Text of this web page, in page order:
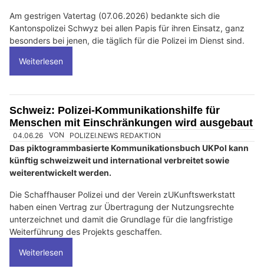
Am gestrigen Vatertag (07.06.2026) bedankte sich die
Kantonspolizei Schwyz bei allen Papis für ihren Einsatz, ganz
besonders bei jenen, die täglich für die Polizei im Dienst sind.
Weiterlesen
Schweiz: Polizei-Kommunikationshilfe für
Menschen mit Einschränkungen wird ausgebaut
04.06.26 VON POLIZEI.NEWS REDAKTION
Das piktogrammbasierte Kommunikationsbuch UKPol kann
künftig schweizweit und international verbreitet sowie
weiterentwickelt werden.
Die Schaffhauser Polizei und der Verein zUKunftswerkstatt
haben einen Vertrag zur Übertragung der Nutzungsrechte
unterzeichnet und damit die Grundlage für die langfristige
Weiterführung des Projekts geschaffen.
Weiterlesen